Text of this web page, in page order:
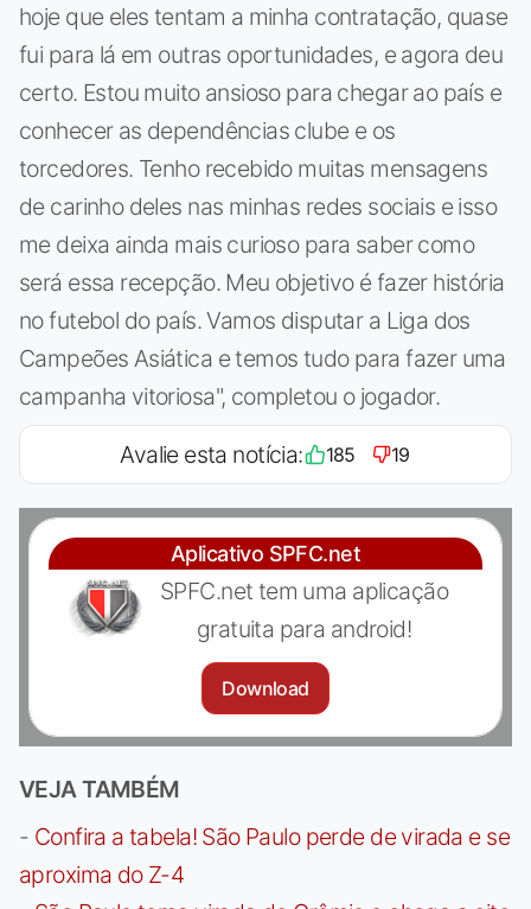
hoje que eles tentam a minha contratação, quase
fui para lá em outras oportunidades, e agora deu
certo. Estou muito ansioso para chegar ao país e
conhecer as dependências clube e os
torcedores. Tenho recebido muitas mensagens
de carinho deles nas minhas redes sociais e isso
me deixa ainda mais curioso para saber como
será essa recepção. Meu objetivo é fazer história
no futebol do país. Vamos disputar a Liga dos
Campeões Asiática e temos tudo para fazer uma
campanha vitoriosa", completou o jogador.
Avalie esta notícia: 185 19
Aplicativo SPFC.net
SPFC.net tem uma aplicação
gratuita para android!
Download
VEJA TAMBÉM
- Confira a tabela! São Paulo perde de virada e se
aproxima do Z-4